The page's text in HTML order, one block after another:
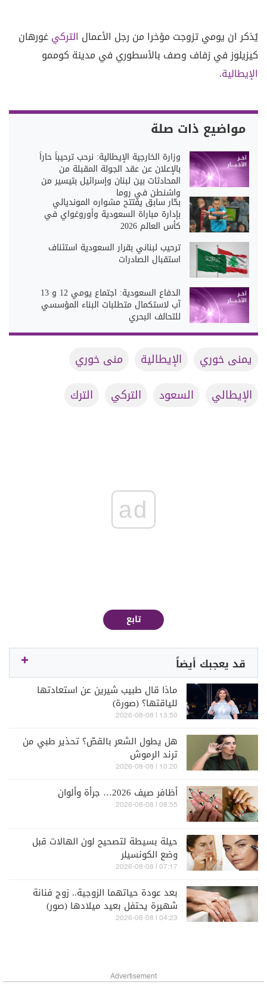
يُذكر ان يومي تزوجت مؤخرا من رجل الأعمال التركيغورهان
كيزيلوز في زفاف وصف بالأسطوري في مدينة كوممو
الإيطالية.
مواضيع ذات صلة
وزارة الخارجية الإيطالية: نرحب ترحيباً حاراً
بالإعلان عن عقد الجولة المقبلة من
المحادثات بين لبنان وإسرائيل بتيسير من
واشنطن في روما
بحّار سابق يفتتح مشواره المونديالي
بإدارة مباراة السعودية وأوروغواي في
كأس العالم 2026
ترحيب لبناني بقرار السعودية استئناف
استقبال الصادرات
الدفاع السعودية: اجتماع يومي 12 و 13
آب لاستكمال متطلبات البناء المؤسسي
للتحالف البحري
يمنى خوري الإيطالية
منى خوري
الإيطالي
السعود التركي الترك
ad
تابع
قد يعجبك أيضاً
ماذا قال طبيب شيرين عن استعادتها
للياقتها؟ (صورة)
13:50 | 2026-08-08
هل يطول الشعر بالقصّ؟ تحذير طبي من
ترند الرموش
10:20 | 2026-08-08
أظافر صيف 2026… جرأة وألوان
08:55 | 2026-08-08
حيلة بسيطة لتصحيح لون الهالات قبل
وضع الكونسيلر
07:17 | 2026-08-08
بعد عودة حياتهما الزوجية.. زوج فنانة
شهيرة يحتفل بعيد ميلادها (صور)
04:23 | 2026-08-08
Advertisement